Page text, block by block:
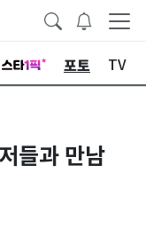
포토 TV
들과 만남